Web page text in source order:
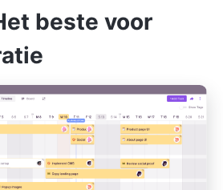
beste voor